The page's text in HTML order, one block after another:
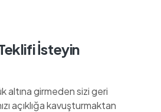
İsteyin
altına girmeden sizi geri
açıklığa kavuşturmaktan